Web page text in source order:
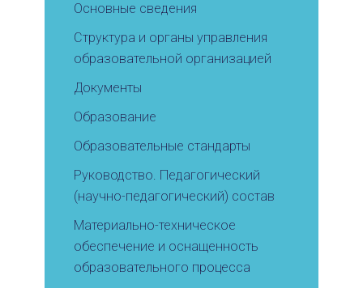
Основные сведения
Структура и органы управления
образовательной организацией
Документы
Образование
Образовательные стандарты
Руководство. Педагогический
(научно-педагогический) состав
Материально-техническое
обеспечение и оснащенность
образовательного процесса